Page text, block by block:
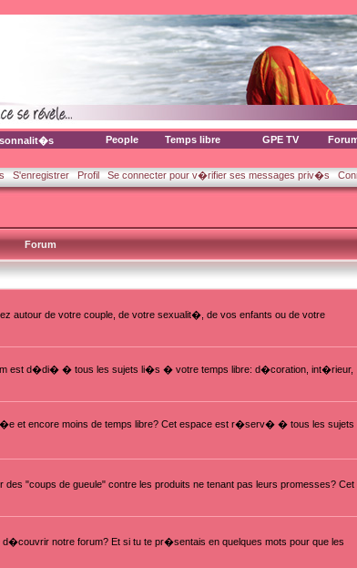
People Temps libre GPE TV
S'enregistrer Profil Se connecter pour v�rifier ses messages priv�s
Forum
autour de votre couple, de votre sexualit�, de vos enfants ou de votre
est d�di� � tous les sujets li�s � votre temps libre: d�coration, int�rieur,
et encore moins de temps libre? Cet espace est r�serv� � tous les sujets
"coups de gueule" contre les produits ne tenant pas leurs promesses? Cet
d�couvrir notre forum? Et si tu te pr�sentais en quelques mots pour que les